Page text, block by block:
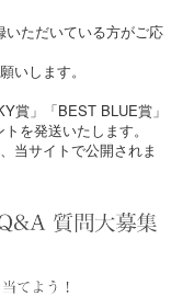
ただいている方がご応
いします。
賞」「BEST BLUE賞」
を発送いたします。
当サイトで公開されま